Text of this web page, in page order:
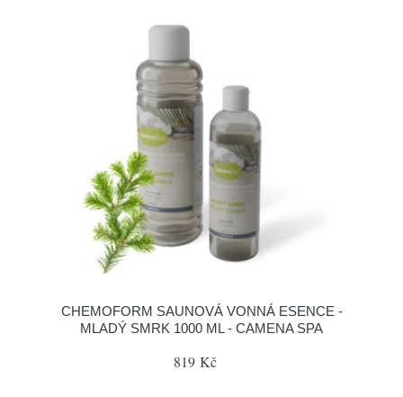
CHEMOFORM SAUNOVÁ VONNÁ ESENCE -
MLADÝ SMRK 1000 ML - CAMENA SPA
819 Kč